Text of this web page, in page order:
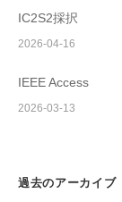
IC2S2採択
2026-04-16
IEEE Access
2026-03-13
過去のアーカイブ